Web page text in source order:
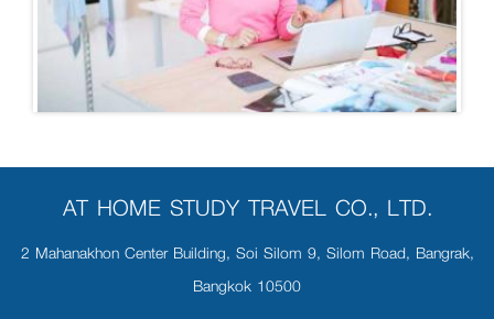
AT HOME STUDY TRAVEL CO., LTD.
2 Mahanakhon Center Building, Soi Silom 9, Silom Road, Bangrak,
Bangkok 10500